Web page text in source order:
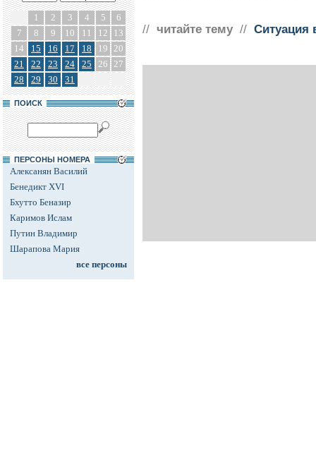
1 2 3 4 5
6
7
8 9 10 11 12
13
14
15 16 17 18 19 20
21
22 23 24 25 26 27
28
29 30 31
ПОИСК
ПЕРСОНЫ НОМЕРА
Алексанян Василий
Бенедикт XVI
Бхутто Беназир
Каримов Ислам
Путин Владимир
Шарапова Мария
все персоны
// читайте тему // Ситуация